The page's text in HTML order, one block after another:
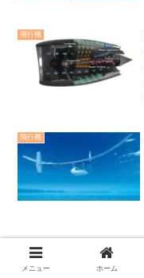
飛行機
飛行機
メニュー ホーム